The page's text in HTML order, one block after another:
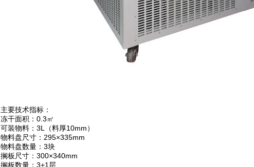
主要技术指标：
冻干面积：0.3㎡
可装物料：3L（料厚10mm）
物料盘尺寸：295×335mm
物料盘数量：3块
搁板尺寸：300×340mm
搁板数量：3+1层